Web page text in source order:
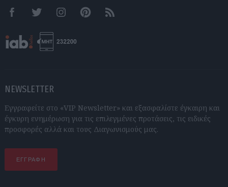
FacebookTwitter InstagramPinterestRSS feeds
NEWSLETTER
Εγγραφείτε στο «VIP Newsletter» και εξασφαλίστε έγκαιρη και
έγκυρη ενημέρωση για τις επιλεγμένες προτάσεις, τις ειδικές
προσφορές αλλά και τους Διαγωνισμούς μας.
ΕΓΓΡΑΦΗ